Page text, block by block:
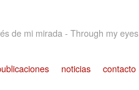
de mi mirada - Through my eyes
noticias contacto